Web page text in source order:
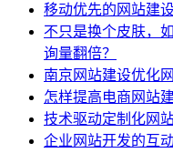
移动优先的网站建
不只是换个皮肤，
询量翻倍？
南京网站建设优化
怎样提高电商网站
技术驱动定制化网
企业网站开发的互